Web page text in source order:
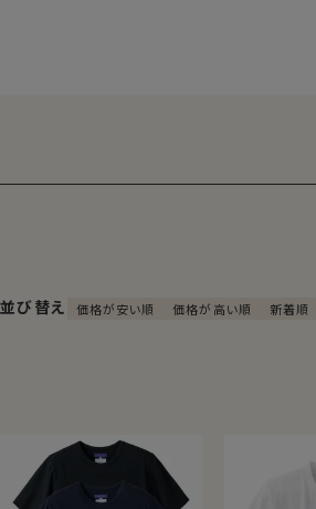
編み目が、とても細かいハイゲージ
がら、透け感はほぼありません。
並び替え 価格が安い順 価格が高い順 新着順